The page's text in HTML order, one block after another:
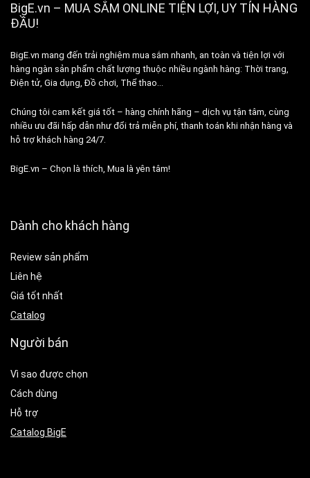
BigE.vn – MUA SẮM ONLINE TIỆN LỢI, UY TÍN HÀNG
ĐẦU!
BigE.vn mang đến trải nghiệm mua sắm nhanh, an toàn và tiện lợi với
hàng ngàn sản phẩm chất lượng thuộc nhiều ngành hàng: Thời trang,
Điện tử, Gia dụng, Đồ chơi, Thể thao…
Chúng tôi cam kết giá tốt – hàng chính hãng – dịch vụ tận tâm, cùng
nhiều ưu đãi hấp dẫn như đổi trả miễn phí, thanh toán khi nhận hàng và
hỗ trợ khách hàng 24/7.
BigE.vn – Chọn là thích, Mua là yên tâm!
Dành cho khách hàng
Review sản phẩm
Liên hệ
Giá tốt nhất
Catalog
Người bán
Vì sao được chọn
Cách dùng
Hỗ trợ
Catalog BigE